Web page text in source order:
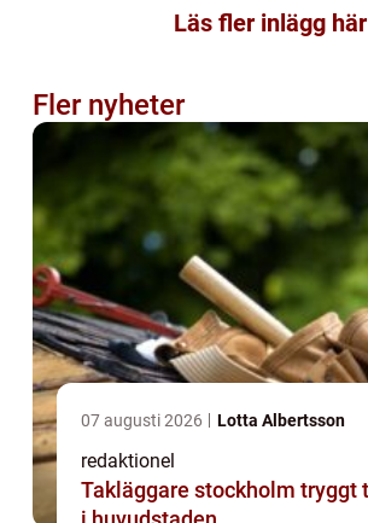
Läs fler inlägg här
Fler nyheter
07 augusti 2026 Lotta Albertsson
redaktionel
Takläggare stockholm tryggt takarbete